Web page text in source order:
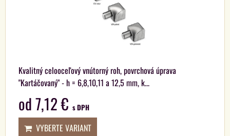
Kvalitný celooceľový vnútorný roh, povrchová úprava
"Kartáčovaný" - h = 6,8,10,11 a 12,5 mm, k...
od 7,12 € s DPH
VYBERTE VARIANT